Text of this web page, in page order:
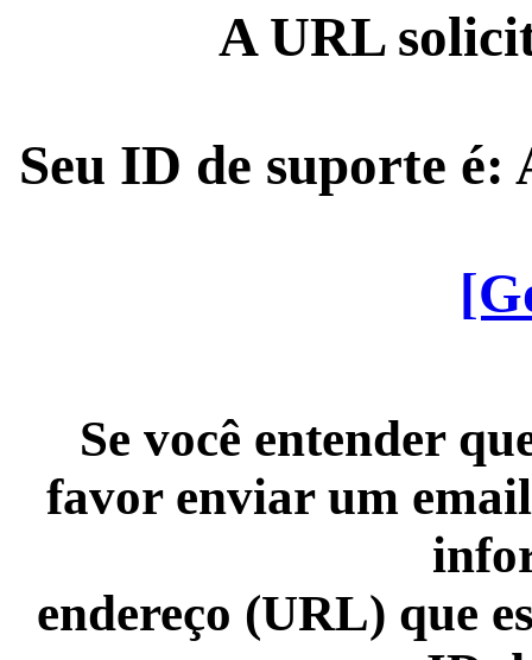
A URL
Seu ID de suporte é:
Se você entender
favor enviar um
endereço (URL) que